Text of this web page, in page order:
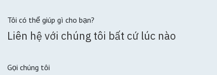
Tôi có thể giúp gì cho bạn?
Liên hệ với chúng tôi bất cứ lúc nào
Gọi chúng tôi